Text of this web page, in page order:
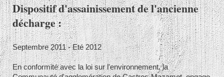
Dispositif d'assainissement de l'ancienne
décharge :
Septembre 2011 - Eté 2012
En conformité avec la loi sur l'environnement, la